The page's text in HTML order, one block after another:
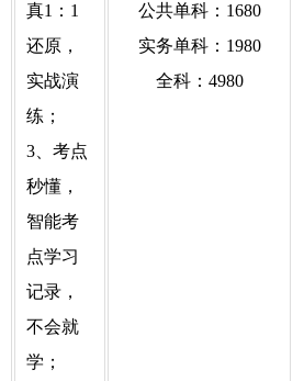
真1：1
还原，
实战演
练；
3、考点
秒懂，
智能考
点学习
记录，
不会就
学；
公共单科：1680
实务单科：1980
全科：4980